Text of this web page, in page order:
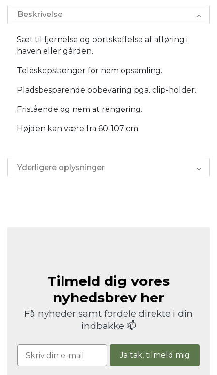
Beskrivelse
Sæt til fjernelse og bortskaffelse af afføring i
haven eller gården.
Teleskopstænger for nem opsamling.
Pladsbesparende opbevaring pga. clip-holder.
Fristående og nem at rengøring.
Højden kan være fra 60-107 cm.
Yderligere oplysninger
Tilmeld dig vores
nyhedsbrev her
Få nyheder samt fordele direkte i din
indbakke 📫
Ja tak, tilmeld mig